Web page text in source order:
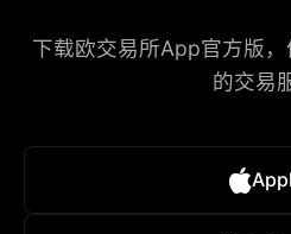
下载欧交易所App官方版
的交易